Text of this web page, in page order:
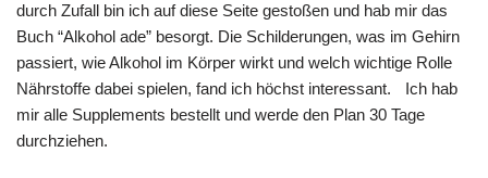
durch Zufall bin ich auf diese Seite gestoßen und hab mir das
Buch “Alkohol ade” besorgt. Die Schilderungen, was im Gehirn
passiert, wie Alkohol im Körper wirkt und welch wichtige Rolle
Nährstoffe dabei spielen, fand ich höchst interessant. Ich hab
mir alle Supplements bestellt und werde den Plan 30 Tage
durchziehen.